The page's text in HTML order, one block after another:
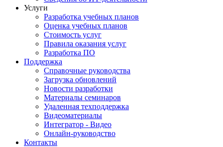
Услуги
Разработка учебных планов
Оценка учебных планов
Стоимость услуг
Правила оказания услуг
Разработка ПО
Поддержка
Справочные руководства
Загрузка обновлений
Новости разработки
Материалы семинаров
Удаленная техподдержка
Видеоматериалы
Интегратор - Видео
Онлайн-руководство
Контакты